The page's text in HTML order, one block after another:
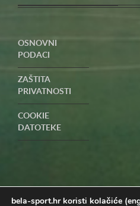
OSNOVNI
PODACI
ZAŠTITA
PRIVATNOSTI
COOKIE
DATOTEKE
bela-sport.hr koristi kolačiće